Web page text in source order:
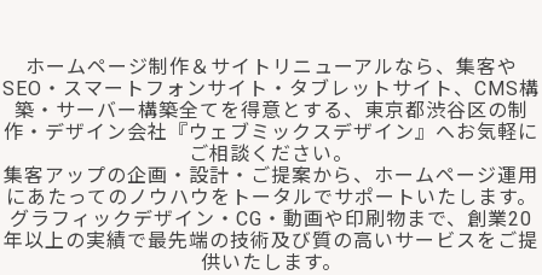
ホームページ制作＆サイトリニューアルなら、集客や
SEO・スマートフォンサイト・タブレットサイト、CMS構
築・サーバー構築全てを得意とする、東京都渋谷区の制
作・デザイン会社『ウェブミックスデザイン』へお気軽に
ご相談ください。
集客アップの企画・設計・ご提案から、ホームページ運用
にあたってのノウハウをトータルでサポートいたします。
グラフィックデザイン・CG・動画や印刷物まで、創業20
年以上の実績で最先端の技術及び質の高いサービスをご提
供いたします。